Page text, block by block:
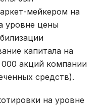
мейкером на
уровне цены
капитала на
акций компании
средств).
на уровне